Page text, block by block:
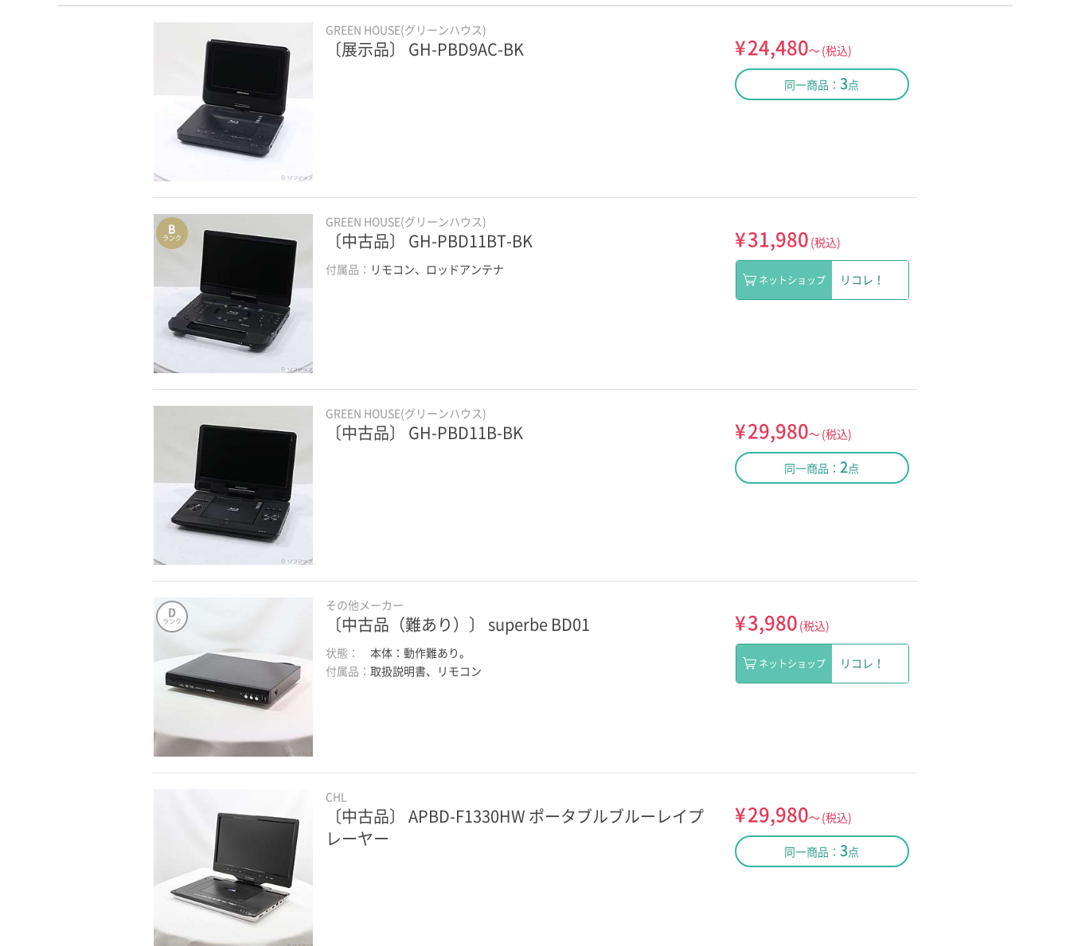
GREEN HOUSE(グリーンハウス)
〔展示品〕 GH-PBD9AC-BK ¥24,480～(税込)
同一商品：3点
B
ランク
GREEN HOUSE(グリーンハウス)
〔中古品〕 GH-PBD11BT-BK
付属品： リモコン、ロッドアンテナ
¥31,980 (税込)
ネットショップ リコレ！
GREEN HOUSE(グリーンハウス)
〔中古品〕 GH-PBD11B-BK ¥29,980～(税込)
同一商品： 2点
D
ランク
その他メーカー
〔中古品（難あり）〕 superbe BD01
状態：
本体：動作難あり。
付属品：取扱説明書、リモコン
¥3,980 (税込)
ネットショップ リコレ！
CHL
〔中古品〕 APBD-F1330HW ポータブルブルーレイプ
レーヤー
¥29,980～(税込)
同一商品：3点